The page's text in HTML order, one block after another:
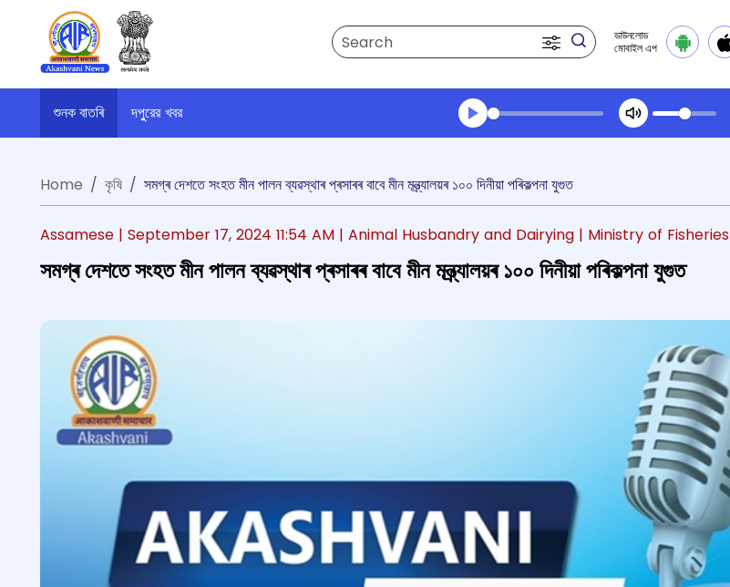
Search
ডাউনলোড
মোবাইল এপ
শুনক বাতৰি দপুুরের খবর
Transcript summary
Home
কৃষি সমগ্ৰ দেশতে সংহত মীন পালন ব্যৱস্থাৰ প্ৰসাৰৰ বাবে মীন মন্ত্ৰ্যালয়ৰ ১০০ দিনীয়া পৰিকল্পনা যুগুত
Assamese | September 17, 2024 11:54 AM | Animal Husbandry and Dairying | Ministry of Fisheries
সমগ্ৰ দেশতে সংহত মীন পালন ব্যৱস্থাৰ প্ৰসাৰৰ বাবে মীন মন্ত্ৰ্যালয়ৰ ১০০ দিনীয়া পৰিকল্পনা যুগুত